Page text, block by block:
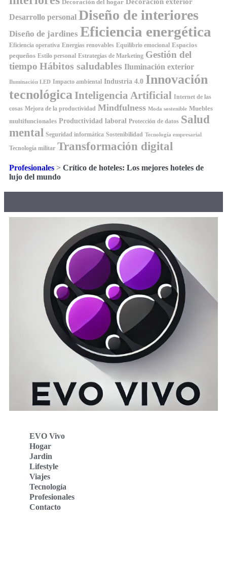
Decoración del hogar
Desarrollo personal Diseño de interiores
Diseño de jardines Eficiencia energética
Eficiencia operativa Energías renovables Equilibrio emocional Espacios
pequeños Estilo personal Estrategias de Marketing Gestión del
tiempo Hábitos saludables Iluminación exterior
Iluminación LED Impacto ambiental Industria 4.0 Innovación
tecnológica Inteligencia Artificial Internet de las
cosas Mejora de la productividad Mindfulness Moda sostenible Muebles
multifuncionales Productividad laboral Protección de datos Salud
mental Seguridad informática Sostenibilidad Tecnología empresarial
Tecnología militar Transformación digital
Profesionales > Crítico de hoteles: Los mejores hoteles de
lujo del mundo
EVO Vivo
Hogar
Jardin
Lifestyle
Viajes
Tecnología
Profesionales
Contacto